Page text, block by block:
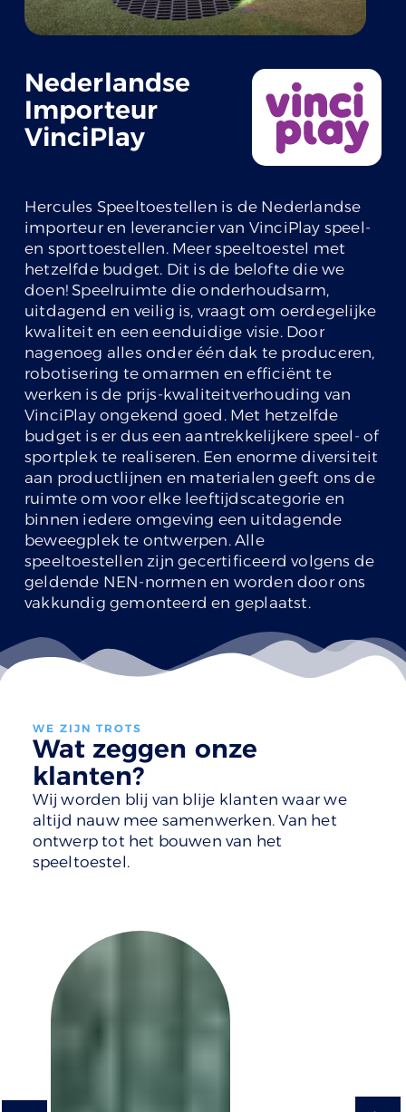
Nederlandse
Importeur
VinciPlay
Hercules Speeltoestellen is de Nederlandse
importeur en leverancier van VinciPlay speel-
en sporttoestellen. Meer speeltoestel met
hetzelfde budget. Dit is de belofte die we
doen! Speelruimte die onderhoudsarm,
uitdagend en veilig is, vraagt om oerdegelijke
kwaliteit en een eenduidige visie. Door
nagenoeg alles onder één dak te produceren,
robotisering te omarmen en efficiënt te
werken is de prijs-kwaliteitverhouding van
VinciPlay ongekend goed. Met hetzelfde
budget is er dus een aantrekkelijkere speel- of
sportplek te realiseren. Een enorme diversiteit
aan productlijnen en materialen geeft ons de
ruimte om voor elke leeftijdscategorie en
binnen iedere omgeving een uitdagende
beweegplek te ontwerpen. Alle
speeltoestellen zijn gecertificeerd volgens de
geldende NEN-normen en worden door ons
vakkundig gemonteerd en geplaatst.
WE ZIJN TROTS
Wat zeggen onze
klanten?
Wij worden blij van blije klanten waar we
altijd nauw mee samenwerken. Van het
ontwerp tot het bouwen van het
speeltoestel.